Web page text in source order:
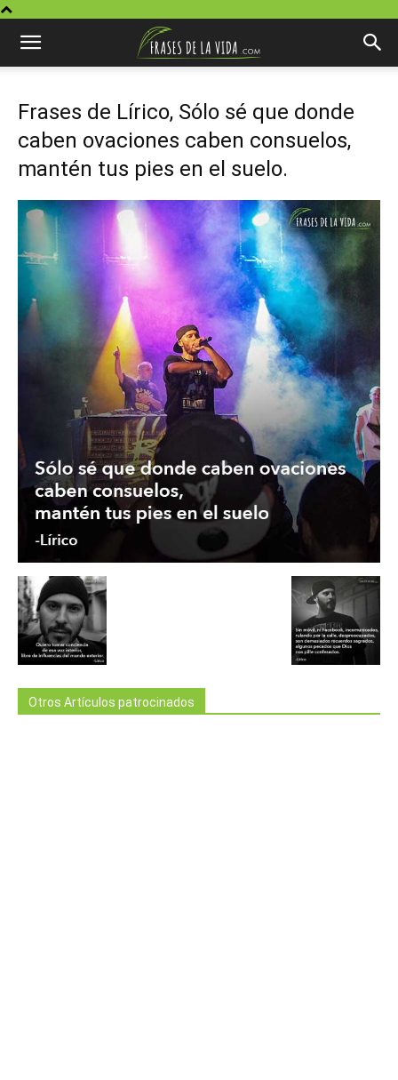
Frases de Lírico, Sólo sé que donde
caben ovaciones caben consuelos,
mantén tus pies en el suelo.
Otros Artículos patrocinados